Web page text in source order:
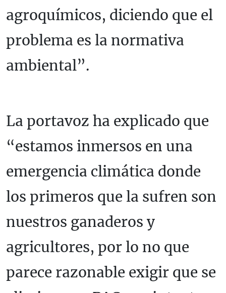
agroquímicos, diciendo que el
problema es la normativa
ambiental”.
La portavoz ha explicado que
“estamos inmersos en una
emergencia climática donde
los primeros que la sufren son
nuestros ganaderos y
agricultores, por lo no que
parece razonable exigir que se